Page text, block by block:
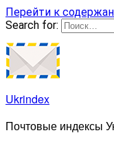
Перейти к
Search for:
Ukrindex
Почтовые индексы